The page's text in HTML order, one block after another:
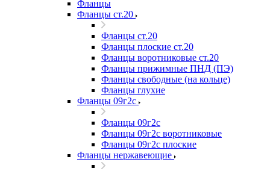
Фланцы
Фланцы ст.20
Фланцы ст.20
Фланцы плоские ст.20
Фланцы воротниковые ст.20
Фланцы прижимные ПНД (ПЭ)
Фланцы свободные (на кольце)
Фланцы глухие
Фланцы 09г2с
Фланцы 09г2с
Фланцы 09г2с воротниковые
Фланцы 09г2с плоские
Фланцы нержавеющие